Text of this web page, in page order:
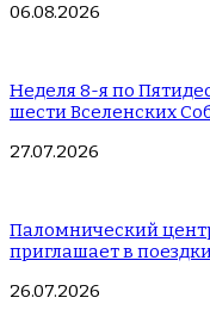
06.08.2026
Неделя 8-я по
шести Вселенских
27.07.2026
Паломнический
приглашает в
26.07.2026